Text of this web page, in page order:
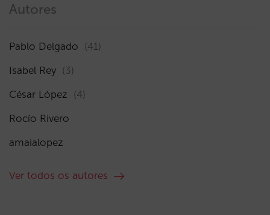
Autores
Pablo Delgado (41)
Isabel Rey (3)
César López (4)
Rocío Rivero
amaialopez
Ver todos os autores